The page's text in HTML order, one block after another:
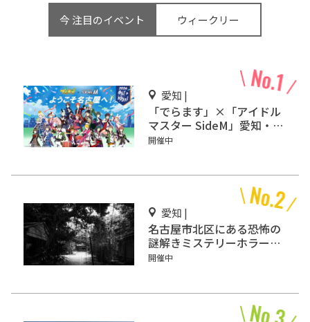
今 注目のイベント ウィークリー
愛知 |
「でらます」×「アイドル
マスター SideM」愛知・名
古屋で開催
開催中
愛知 |
名古屋市北区にある恐怖の
謎解きミステリーホラー
「エモい家」あなたは行き
開催中